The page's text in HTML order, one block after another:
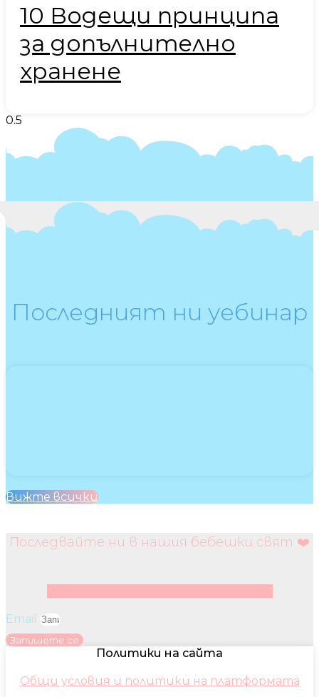
10 Водещи принципа
за допълнително
хранене
Последният ни уебинар
Вижте всички
Последвайте ни в нашия бебешки свят ❤️
Email
Запишете се
Политики на сайта
Общи условия и политики на платформата